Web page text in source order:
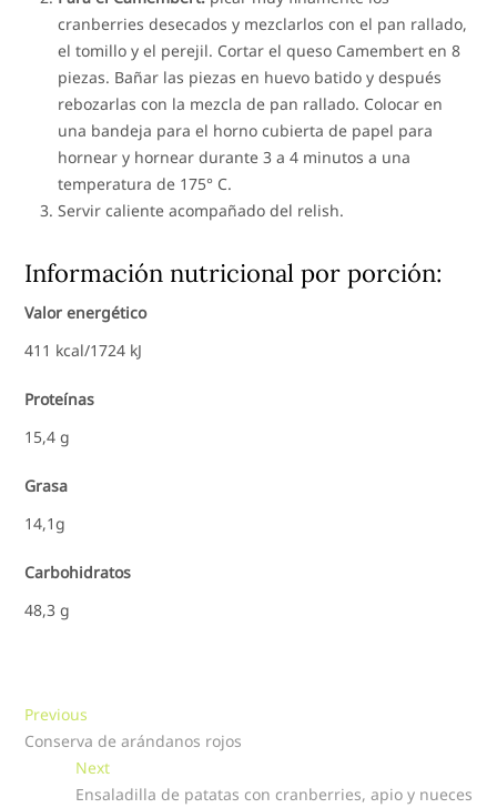
cranberries desecados y mezclarlos con el pan rallado,
el tomillo y el perejil. Cortar el queso Camembert en 8
piezas. Bañar las piezas en huevo batido y después
rebozarlas con la mezcla de pan rallado. Colocar en
una bandeja para el horno cubierta de papel para
hornear y hornear durante 3 a 4 minutos a una
temperatura de 175° C.
Servir caliente acompañado del relish.
Información nutricional por porción:
Valor energético
411 kcal/1724 kJ
Proteínas
15,4 g
Grasa
14,1g
Carbohidratos
48,3 g
Navegación
de
entradas
Previous
post:
Conserva de arándanos rojos
NextNext
post:
Ensaladilla de patatas con cranberries, apio y nueces